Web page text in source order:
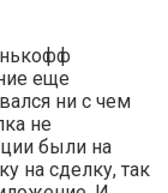
еще
ни с чем
не
были на
на сделку, так